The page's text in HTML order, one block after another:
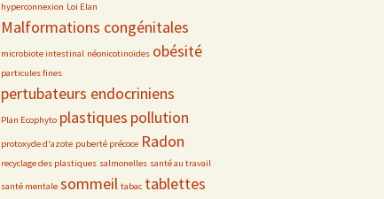
hyperconnexion Loi Elan
Malformations congénitales
microbiote intestinal néonicotinoïdes obésité
particules fines
pertubateurs endocriniens
Plan Ecophyto plastiques pollution
protoxyde d'azote puberté précoce Radon
recyclage des plastiques salmonelles santé au travail
santé mentale sommeil tabac tablettes